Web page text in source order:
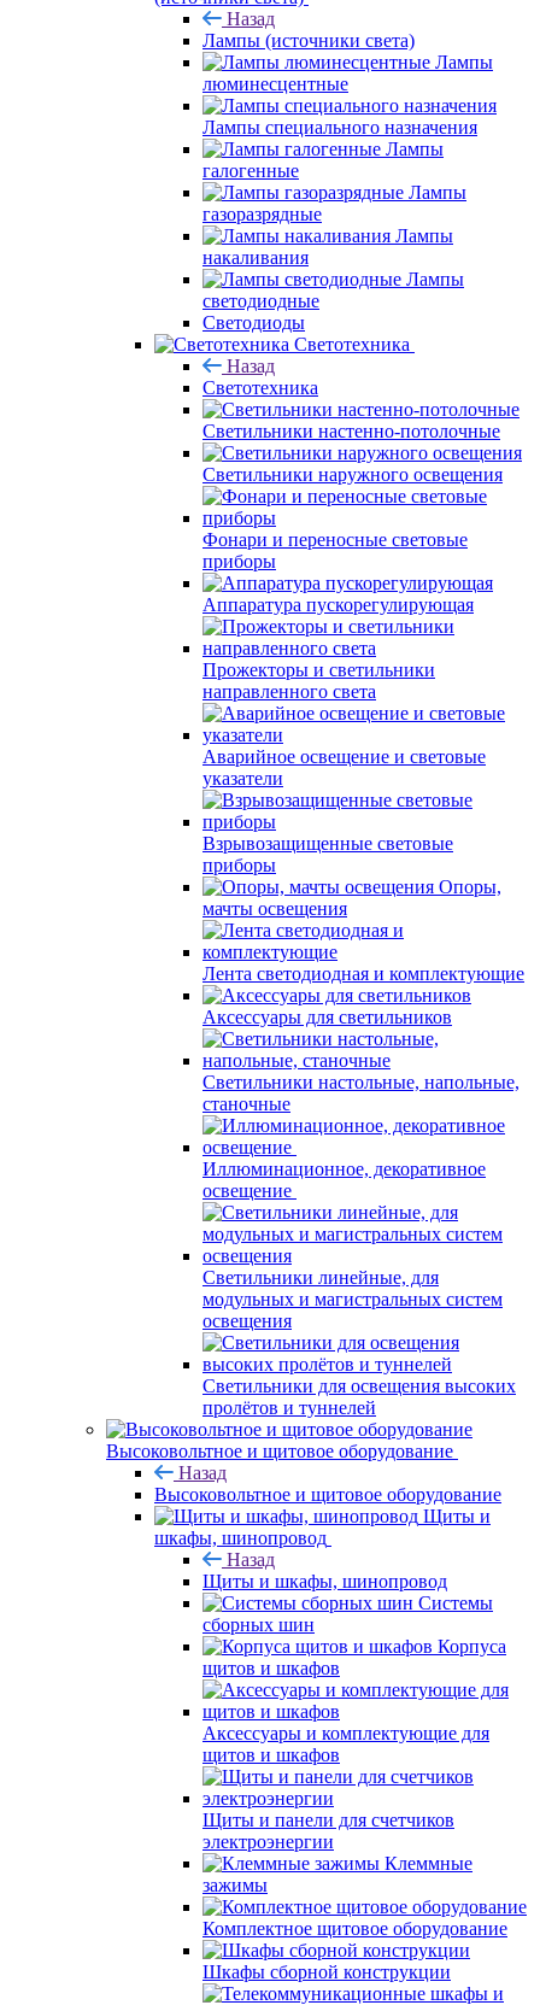
Назад
Лампы (источники света)
Лампы
люминесцентные
Лампы специального назначения
Лампы
галогенные
Лампы
газоразрядные
Лампы
накаливания
Лампы
светодиодные
Светодиоды
Светотехника
Назад
Светотехника
Светильники настенно-потолочные
Светильники наружного освещения
Фонари и переносные световые
приборы
Аппаратура пускорегулирующая
Прожекторы и светильники
направленного света
Аварийное освещение и световые
указатели
Взрывозащищенные световые
приборы
Опоры,
мачты освещения
Лента светодиодная и комплектующие
Аксессуары для светильников
Светильники настольные, напольные,
станочные
Иллюминационное, декоративное
освещение
Светильники линейные, для
модульных и магистральных систем
освещения
Светильники для освещения высоких
пролётов и туннелей
Высоковольтное и щитовое оборудование
Назад
Высоковольтное и щитовое оборудование
Щиты и
шкафы, шинопровод
Назад
Щиты и шкафы, шинопровод
Системы
сборных шин
Корпуса
щитов и шкафов
Аксессуары и комплектующие для
щитов и шкафов
Щиты и панели для счетчиков
электроэнергии
Клеммные
зажимы
Комплектное щитовое оборудование
Шкафы сборной конструкции